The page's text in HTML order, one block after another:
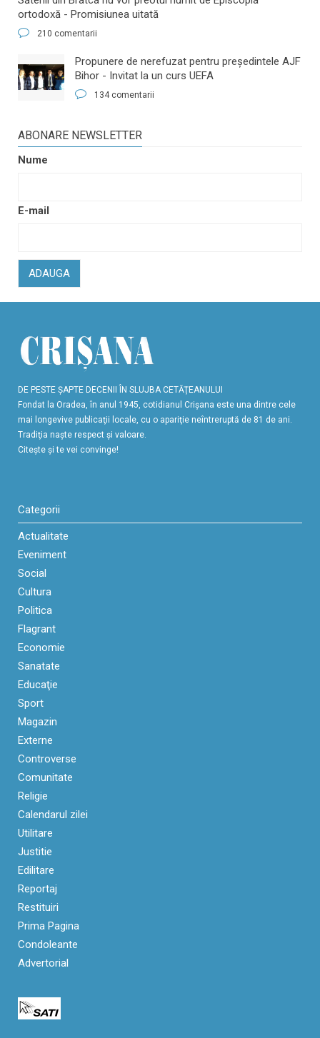
ortodoxă - Promisiunea uitată
210 comentarii
​Propunere de nerefuzat pentru preşedintele AJF
Bihor - Invitat la un curs UEFA
134 comentarii
ABONARE NEWSLETTER
Nume
E-mail
ADAUGA
DE PESTE ŞAPTE DECENII ÎN SLUJBA CETĂŢEANULUI
Fondat la Oradea, în anul 1945, cotidianul Crişana este una dintre cele
mai longevive publicaţii locale, cu o apariţie neîntreruptă de 81 de ani.
Tradiţia naşte respect şi valoare.
Citeşte şi te vei convinge!
Categorii
Actualitate
Eveniment
Social
Cultura
Politica
Flagrant
Economie
Sanatate
Educaţie
Sport
Magazin
Externe
Controverse
Comunitate
Religie
Calendarul zilei
Utilitare
Justitie
Edilitare
Reportaj
Restituiri
Prima Pagina
Condoleante
Advertorial